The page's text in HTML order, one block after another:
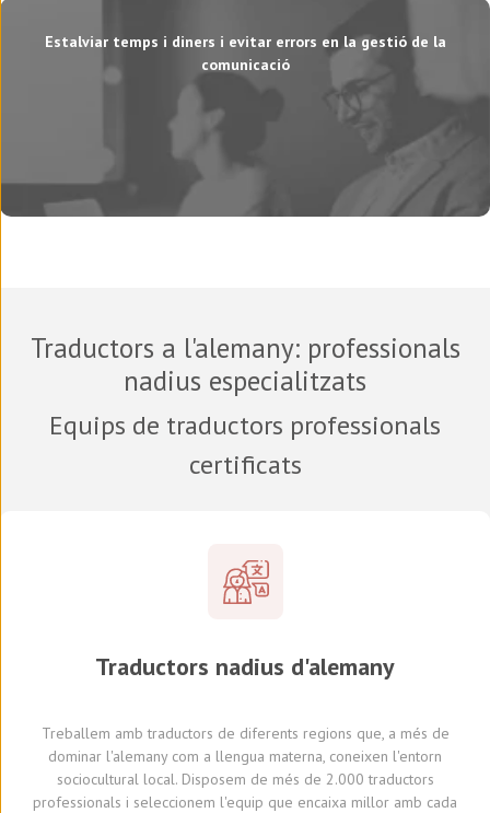
Estalviar temps i diners i evitar errors en la gestió de la
comunicació
Traductors a l'alemany: professionals
nadius especialitzats
Equips de traductors professionals
certificats
Traductors nadius d'alemany
Treballem amb traductors de diferents regions que, a més de
dominar l'alemany com a llengua materna, coneixen l'entorn
sociocultural local.Disposem de més de 2.000 traductors
professionals i seleccionem l'equip que encaixa millor amb cada